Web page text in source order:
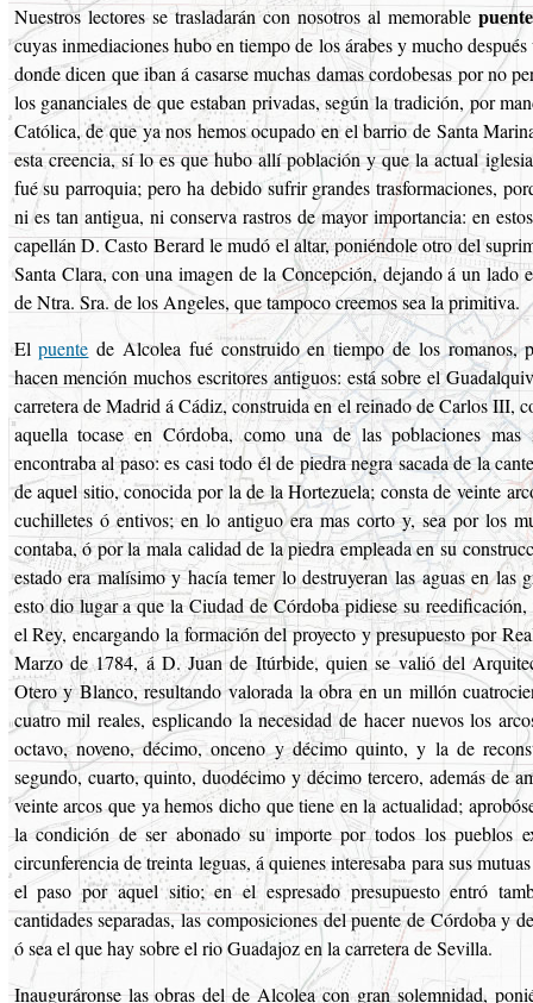
Nuestros lectores se trasladarán con nosotros al memorable
cuyas inmediaciones hubo en tiempo de los árabes y mucho
donde dicen que iban á casarse muchas damas cordobesas por no
los gananciales de que estaban privadas, según la tradición, por
Católica, de que ya nos hemos ocupado en el barrio de Santa
esta creencia, sí lo es que hubo allí población y que la actual
fué su parroquia; pero ha debido sufrir grandes trasformaciones,
ni es tan antigua, ni conserva rastros de mayor importancia: en
capellán D. Casto Berard le mudó el altar, poniéndole otro del
Santa Clara, con una imagen de la Concepción, dejando á un lado
de Ntra. Sra. de los Angeles, que tampoco creemos sea la primitiva.
Elpuente de Alcolea fué construido en tiempo de los romanos,
hacen mención muchos escritores antiguos: está sobre el
carretera de Madrid á Cádiz, construida en el reinado de Carlos III,
aquella tocase en Córdoba, como una de las poblaciones mas
encontraba al paso: es casi todo él de piedra negra sacada de la
de aquel sitio, conocida por la de la Hortezuela; consta de veinte
cuchilletes ó entivos; en lo antiguo era mas corto y, sea por los
contaba, ó por la mala calidad de la piedra empleada en su
estado era malísimo y hacía temer lo destruyeran las aguas en las
esto dio lugar a que la Ciudad de Córdoba pidiese su
el Rey, encargando la formación del proyecto y presupuesto por
Marzo de 1784, á D. Juan de Itúrbide, quien se valió del
Otero y Blanco, resultando valorada la obra en un millón
cuatro mil reales, esplicando la necesidad de hacer nuevos los
octavo, noveno, décimo, onceno y décimo quinto, y la de
segundo, cuarto, quinto, duodécimo y décimo tercero, además de
veinte arcos que ya hemos dicho que tiene en la actualidad;
la condición de ser abonado su importe por todos los pueblos
circunferencia de treinta leguas, á quienes interesaba para sus
el paso por aquel sitio; en el espresado presupuesto entró
cantidades separadas, las composiciones del puente de Córdoba y
ó sea el que hay sobre el rio Guadajoz en la carretera de Sevilla.
Inauguráronse las obras del de Alcolea con gran solemnidad,